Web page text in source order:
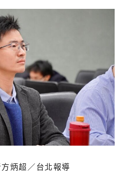
炳超／台北報導